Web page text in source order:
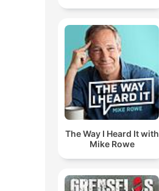
The Way I Heard It with
Mike Rowe